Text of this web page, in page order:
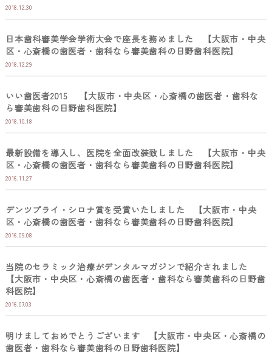
2018.12.30
日本歯科審美学会学術大会で座長を務めました 【大阪市・中央
区・心斎橋の歯医者・歯科なら審美歯科の日野歯科医院】
2018.12.29
いい歯医者2015 【大阪市・中央区・心斎橋の歯医者・歯科な
ら審美歯科の日野歯科医院】
2018.10.18
最新設備を導入し、医院を全面改装致しました 【大阪市・中央
区・心斎橋の歯医者・歯科なら審美歯科の日野歯科医院】
2016.11.27
デンツプライ・シロナ賞を受賞いたしました 【大阪市・中央
区・心斎橋の歯医者・歯科なら審美歯科の日野歯科医院】
2016.09.08
当院のセラミック治療がデンタルマガジンで紹介されました
【大阪市・中央区・心斎橋の歯医者・歯科なら審美歯科の日野歯
科医院】
2016.07.03
明けましておめでとうございます 【大阪市・中央区・心斎橋の
歯医者・歯科なら審美歯科の日野歯科医院】